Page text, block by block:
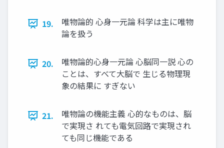
19.
唯物論的 心身一元論 科学は主に唯物
論を扱う
20.
唯物論的心身一元論 心脳同一説 心の
ことは、すべて大脳で 生じる物理現
象の結果に すぎない
21.
唯物論の機能主義 心的なものは、脳
で実現さ れても電気回路で実現され
ても同じ機能である